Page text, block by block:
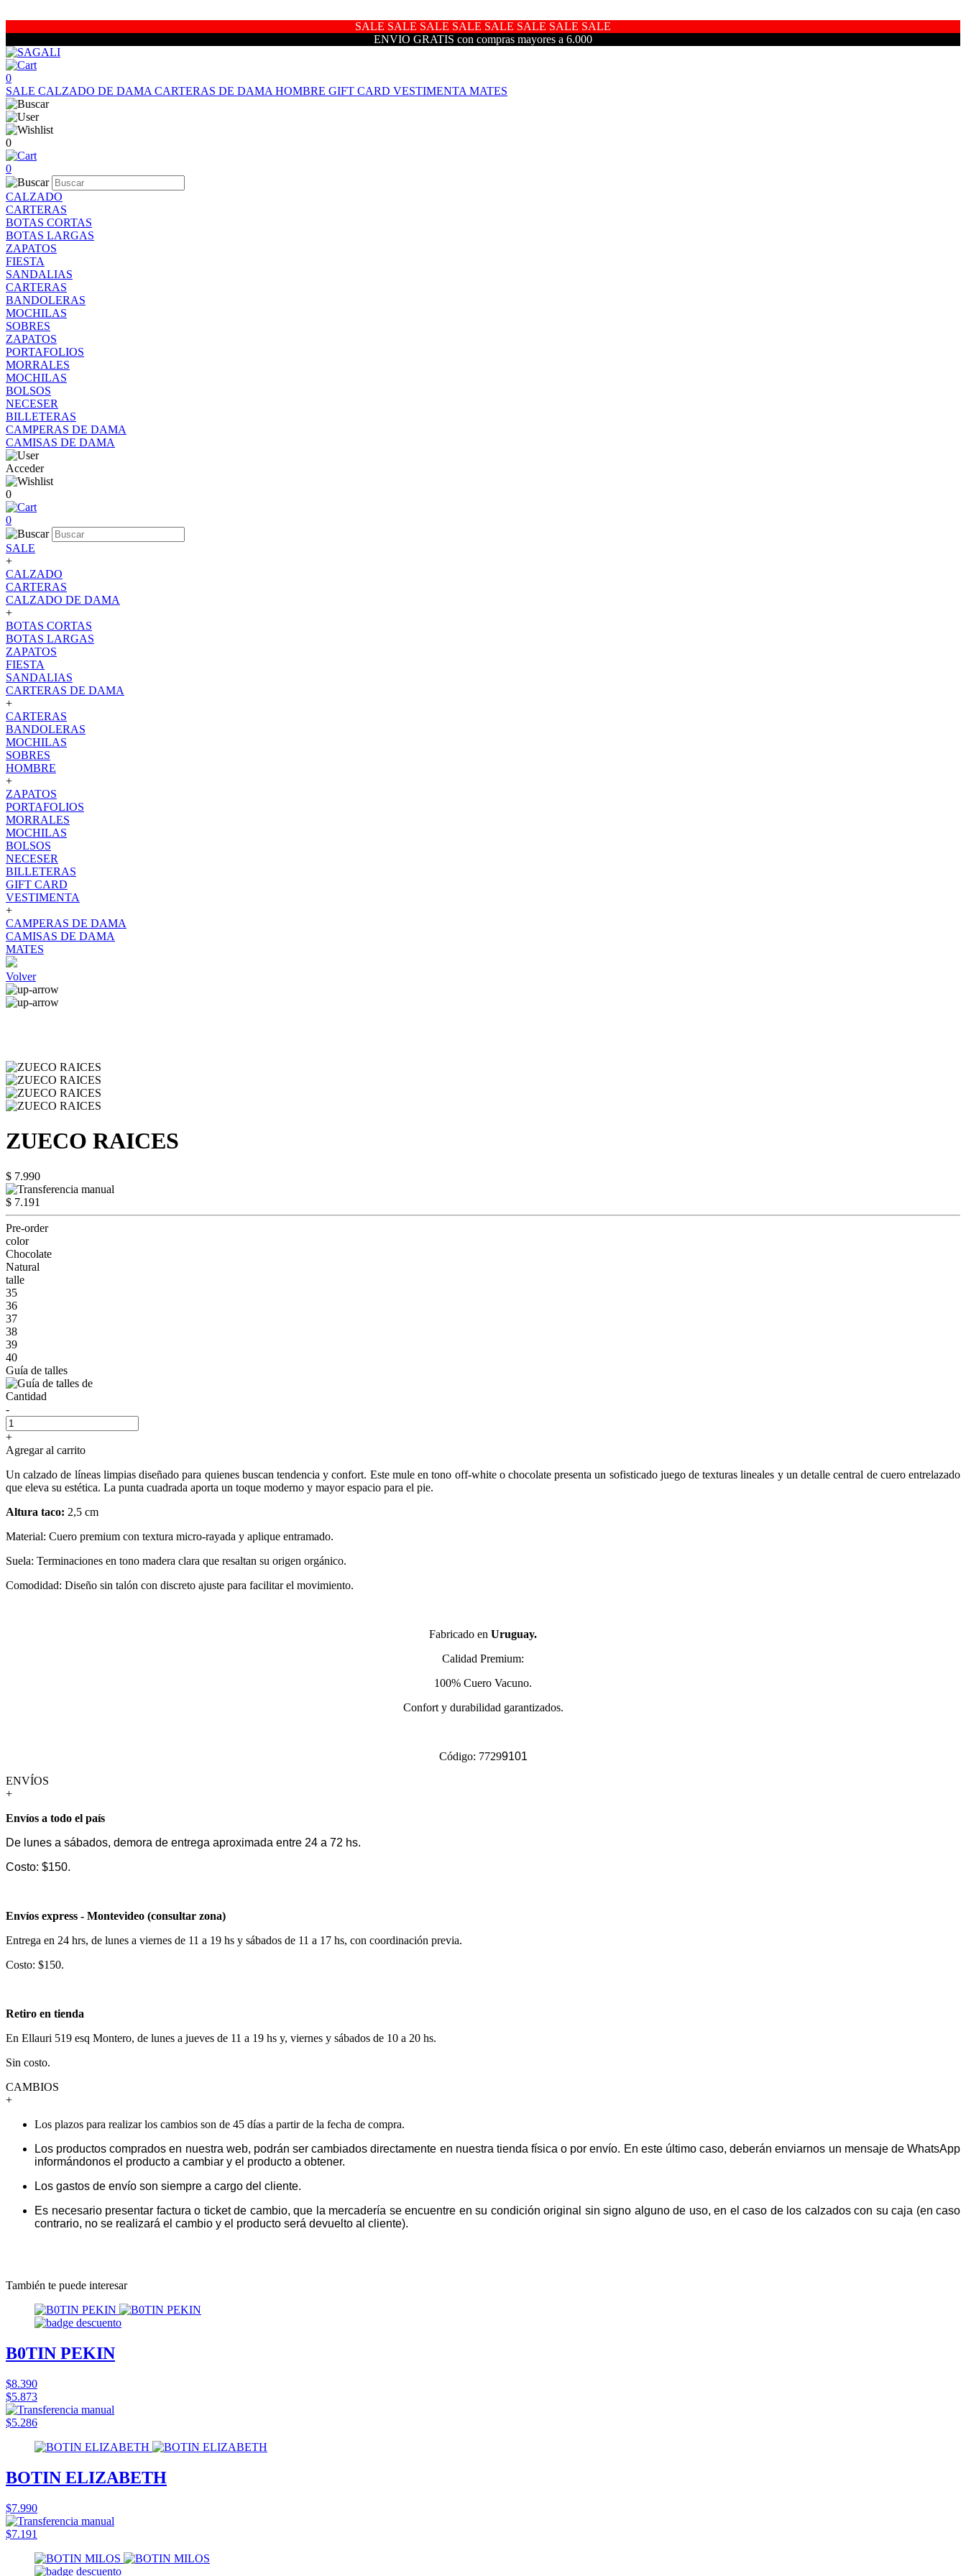
SALE SALE SALE SALE SALE SALE SALE SALE
ENVIO GRATIS con compras mayores a 6.000
0
SALE CALZADO DE DAMA CARTERAS DE DAMA HOMBRE GIFT CARD VESTIMENTA MATES
0
0
CALZADO
CARTERAS
BOTAS CORTAS
BOTAS LARGAS
ZAPATOS
FIESTA
SANDALIAS
CARTERAS
BANDOLERAS
MOCHILAS
SOBRES
ZAPATOS
PORTAFOLIOS
MORRALES
MOCHILAS
BOLSOS
NECESER
BILLETERAS
CAMPERAS DE DAMA
CAMISAS DE DAMA
Acceder
0
0
SALE
+
CALZADO
CARTERAS
CALZADO DE DAMA
+
BOTAS CORTAS
BOTAS LARGAS
ZAPATOS
FIESTA
SANDALIAS
CARTERAS DE DAMA
+
CARTERAS
BANDOLERAS
MOCHILAS
SOBRES
HOMBRE
+
ZAPATOS
PORTAFOLIOS
MORRALES
MOCHILAS
BOLSOS
NECESER
BILLETERAS
GIFT CARD
VESTIMENTA
+
CAMPERAS DE DAMA
CAMISAS DE DAMA
MATES
Volver
ZUECO RAICES
$ 7.990
$ 7.191
Pre-order
color
Chocolate
Natural
talle
35
36
37
38
39
40
Guía de talles
Cantidad
-
+
Agregar al carrito
Un calzado de líneas limpias diseñado para quienes buscan tendencia y confort. Este mule en tono off-white o chocolate presenta un sofisticado juego de texturas lineales y un detalle central de cuero entrelazado
que eleva su estética. La punta cuadrada aporta un toque moderno y mayor espacio para el pie.
Altura taco: 2,5 cm
Material: Cuero premium con textura micro-rayada y aplique entramado.
Suela: Terminaciones en tono madera clara que resaltan su origen orgánico.
Comodidad: Diseño sin talón con discreto ajuste para facilitar el movimiento.
Fabricado en Uruguay.
Calidad Premium:
100% Cuero Vacuno.
Confort y durabilidad garantizados.
Código: 77299101
ENVÍOS
+
Envíos a todo el país
De lunes a sábados, demora de entrega aproximada entre 24 a 72 hs.
Costo: $150.
Envíos express - Montevideo (consultar zona)
Entrega en 24 hrs, de lunes a viernes de 11 a 19 hs y sábados de 11 a 17 hs, con coordinación previa.
Costo: $150.
Retiro en tienda
En Ellauri 519 esq Montero, de lunes a jueves de 11 a 19 hs y, viernes y sábados de 10 a 20 hs.
Sin costo.
CAMBIOS
+
Los plazos para realizar los cambios son de 45 días a partir de la fecha de compra.
Los productos comprados en nuestra web, podrán ser cambiados directamente en nuestra tienda física o por envío. En este último caso, deberán enviarnos un mensaje de WhatsApp
informándonos el producto a cambiar y el producto a obtener.
Los gastos de envío son siempre a cargo del cliente.
Es necesario presentar factura o ticket de cambio, que la mercadería se encuentre en su condición original sin signo alguno de uso, en el caso de los calzados con su caja (en caso
contrario, no se realizará el cambio y el producto será devuelto al cliente).
También te puede interesar
B0TIN PEKIN
$8.390
$5.873
$5.286
BOTIN ELIZABETH
$7.990
$7.191